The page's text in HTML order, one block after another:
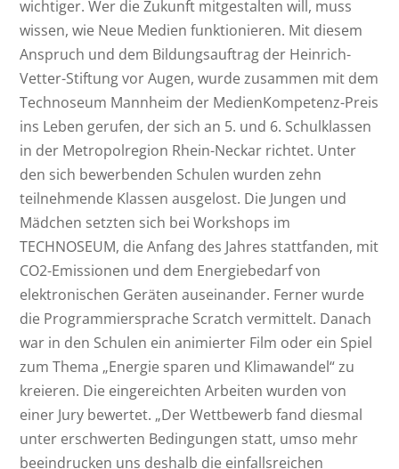
wichtiger. Wer die Zukunft mitgestalten will, muss
wissen, wie Neue Medien funktionieren. Mit diesem
Anspruch und dem Bildungsauftrag der Heinrich-
Vetter-Stiftung vor Augen, wurde zusammen mit dem
Technoseum Mannheim der MedienKompetenz-Preis
ins Leben gerufen, der sich an 5. und 6. Schulklassen
in der Metropolregion Rhein-Neckar richtet. Unter
den sich bewerbenden Schulen wurden zehn
teilnehmende Klassen ausgelost. Die Jungen und
Mädchen setzten sich bei Workshops im
TECHNOSEUM, die Anfang des Jahres stattfanden, mit
CO2-Emissionen und dem Energiebedarf von
elektronischen Geräten auseinander. Ferner wurde
die Programmiersprache Scratch vermittelt. Danach
war in den Schulen ein animierter Film oder ein Spiel
zum Thema „Energie sparen und Klimawandel“ zu
kreieren. Die eingereichten Arbeiten wurden von
einer Jury bewertet. „Der Wettbewerb fand diesmal
unter erschwerten Bedingungen statt, umso mehr
beeindrucken uns deshalb die einfallsreichen